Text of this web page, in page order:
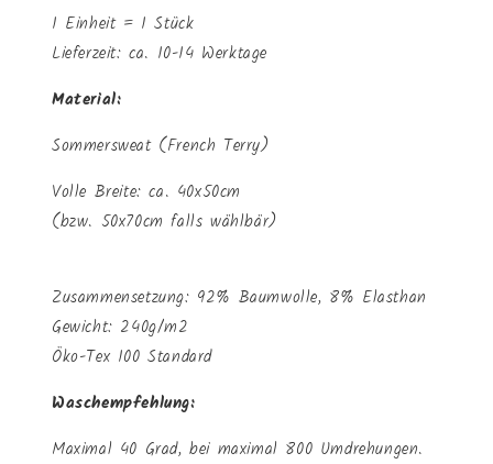
Grün
Grün
1 Einheit = 1 Stück
Lieferzeit: ca. 10-14 Werktage
Material:
Sommersweat (French Terry)
Volle Breite: ca. 40x50cm
(bzw. 50x70cm falls wählbär)
Zusammensetzung: 92% Baumwolle, 8% Elasthan
Gewicht: 240g/m2
Öko-Tex 100 Standard
Waschempfehlung:
Maximal 40 Grad, bei maximal 800 Umdrehungen.